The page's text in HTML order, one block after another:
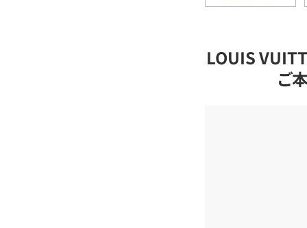
LOUIS
ご